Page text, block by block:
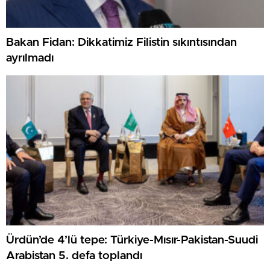
Bakan Fidan: Dikkatimiz Filistin sıkıntısından
ayrılmadı
Ürdün’de 4’lü tepe: Türkiye-Mısır-Pakistan-Suudi
Arabistan 5. defa toplandı